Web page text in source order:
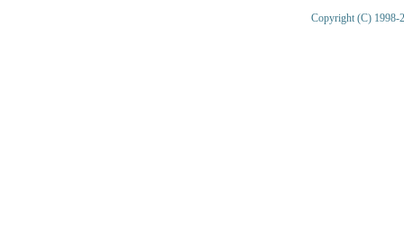
Copyright (C) 1998-